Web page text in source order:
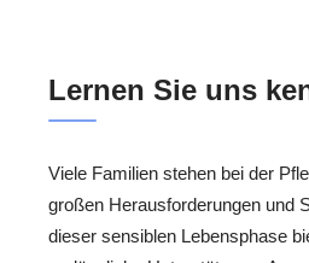
Lernen Sie uns
Viele Familien stehen bei der
großen Herausforderungen und
dieser sensiblen Lebensphase